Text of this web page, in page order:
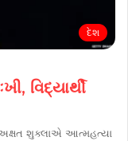
દેશ
વિદ્યાર્થી
અક્ષત શુક્લાએ આત્મહત્યા